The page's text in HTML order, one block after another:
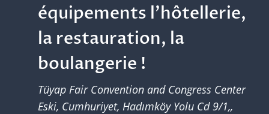
équipements l’hôtellerie,
la restauration, la
boulangerie !
Tüyap Fair Convention and Congress Center
Eski, Cumhuriyet, Hadımköy Yolu Cd 9/1,,